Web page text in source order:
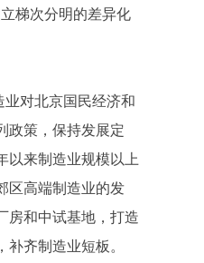
梯次分明的差异化
对北京国民经济和
政策，保持发展定
以来制造业规模以上
区高端制造业的发
房和中试基地，打造
齐制造业短板。